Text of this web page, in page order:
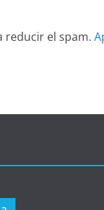
reducir el spam.